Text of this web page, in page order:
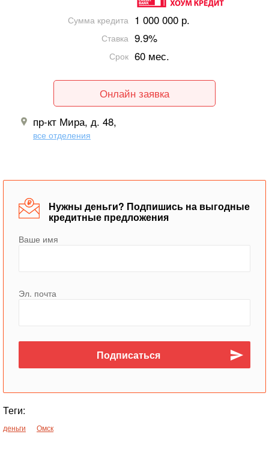
Сумма кредита 1 000 000 р.
Ставка 9.9%
Срок 60 мес.
Онлайн заявка
пр-кт Мира, д. 48,
все отделения
Нужны деньги? Подпишись на выгодные
кредитные предложения
Ваше имя
Эл. почта
Теги:
деньги Омск